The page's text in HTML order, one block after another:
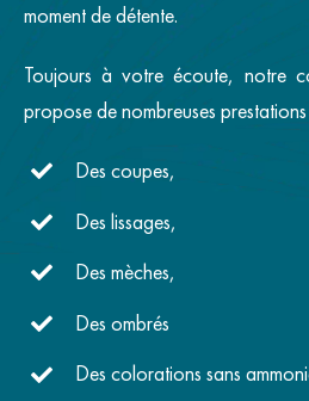
moment de détente.
Toujours à votre écoute, notre
propose de nombreuses prestations
Des coupes,
Des lissages,
Des mèches,
Des ombrés
Des colorations sans